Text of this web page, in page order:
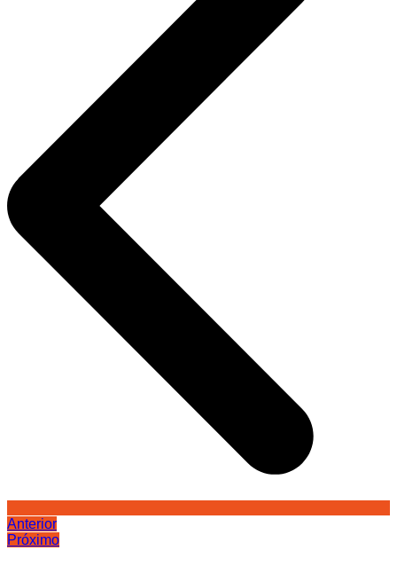
Anterior
Próximo